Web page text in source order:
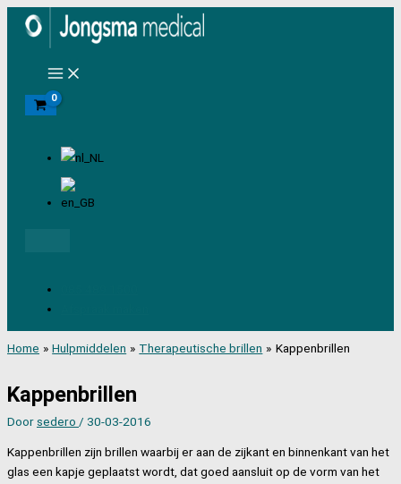
naar
Home Hulpmiddelen Therapeutische brillen Kappenbrillen
Kappenbrillen
Door sedero / 30-03-2016
Kappenbrillen zijn brillen waarbij er aan de zijkant en binnenkant van het
glas een kapje geplaatst wordt, dat goed aansluit op de vorm van het